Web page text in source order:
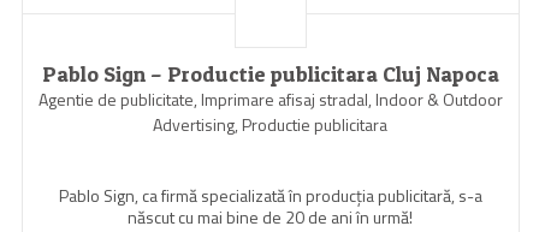
Pablo Sign – Productie publicitara Cluj Napoca
Agentie de publicitate, Imprimare afisaj stradal, Indoor & Outdoor
Advertising, Productie publicitara
Pablo Sign, ca firmă specializată în producția publicitară, s-a
născut cu mai bine de 20 de ani în urmă!